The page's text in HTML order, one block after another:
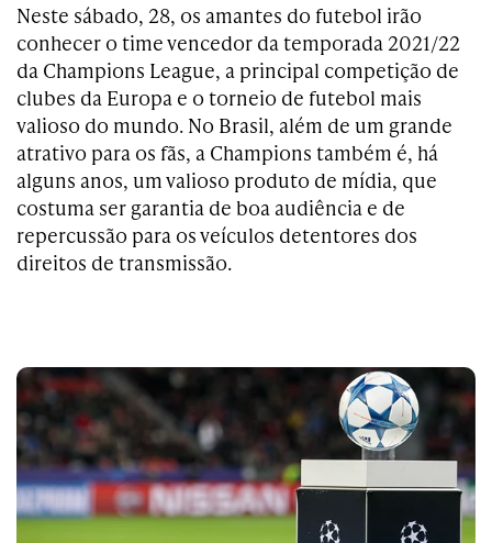
Neste sábado, 28, os amantes do futebol irão
conhecer o time vencedor da temporada 2021/22
da Champions League, a principal competição de
clubes da Europa e o torneio de futebol mais
valioso do mundo. No Brasil, além de um grande
atrativo para os fãs, a Champions também é, há
alguns anos, um valioso produto de mídia, que
costuma ser garantia de boa audiência e de
repercussão para os veículos detentores dos
direitos de transmissão.